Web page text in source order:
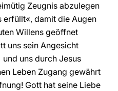
Zeugnis abzulegen
erfüllt«, damit die Augen
Willens geöffnet
uns sein Angesicht
und uns durch Jesus
Leben Zugang gewährt
Gott hat seine Liebe